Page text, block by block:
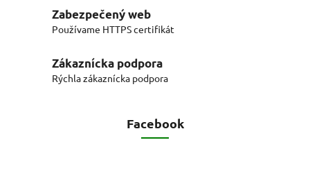
Zabezpečený web
Používame HTTPS certifikát
Zákaznícka podpora
Rýchla zákaznícka podpora
Facebook